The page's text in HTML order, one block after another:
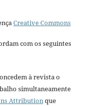
Creative Commons
com os seguintes
à revista o
simultaneamente
Attributionque